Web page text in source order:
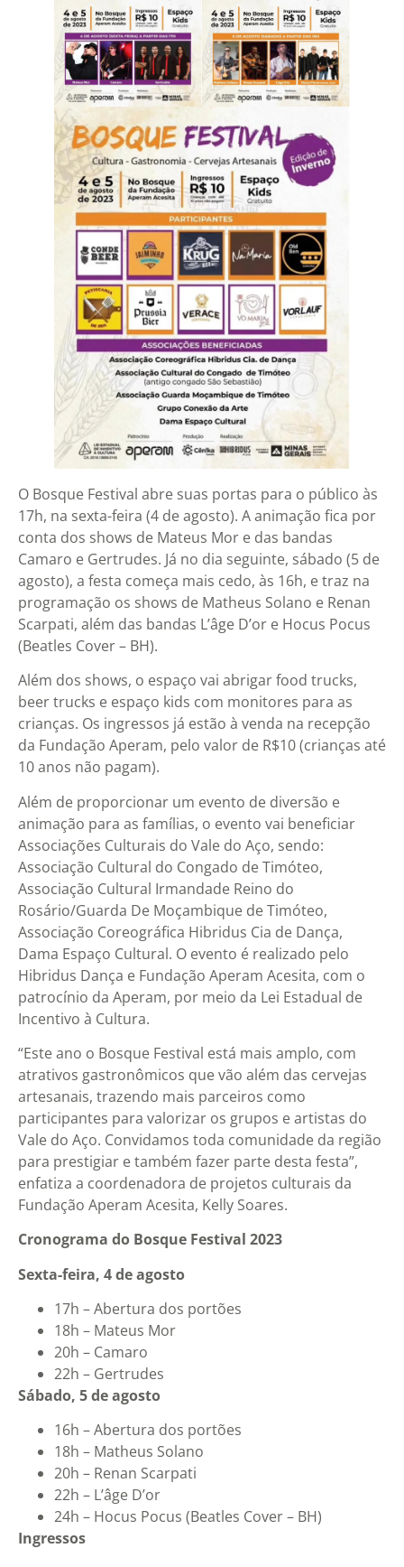
O Bosque Festival abre suas portas para o público às
17h, na sexta-feira (4 de agosto). A animação fica por
conta dos shows de Mateus Mor e das bandas
Camaro e Gertrudes. Já no dia seguinte, sábado (5 de
agosto), a festa começa mais cedo, às 16h, e traz na
programação os shows de Matheus Solano e Renan
Scarpati, além das bandas L’âge D’or e Hocus Pocus
(Beatles Cover – BH).
Além dos shows, o espaço vai abrigar food trucks,
beer trucks e espaço kids com monitores para as
crianças. Os ingressos já estão à venda na recepção
da Fundação Aperam, pelo valor de R$10 (crianças até
10 anos não pagam).
Além de proporcionar um evento de diversão e
animação para as famílias, o evento vai beneficiar
Associações Culturais do Vale do Aço, sendo:
Associação Cultural do Congado de Timóteo,
Associação Cultural Irmandade Reino do
Rosário/Guarda De Moçambique de Timóteo,
Associação Coreográfica Hibridus Cia de Dança,
Dama Espaço Cultural. O evento é realizado pelo
Hibridus Dança e Fundação Aperam Acesita, com o
patrocínio da Aperam, por meio da Lei Estadual de
Incentivo à Cultura.
“Este ano o Bosque Festival está mais amplo, com
atrativos gastronômicos que vão além das cervejas
artesanais, trazendo mais parceiros como
participantes para valorizar os grupos e artistas do
Vale do Aço. Convidamos toda comunidade da região
para prestigiar e também fazer parte desta festa”,
enfatiza a coordenadora de projetos culturais da
Fundação Aperam Acesita, Kelly Soares.
Cronograma do Bosque Festival 2023
Sexta-feira, 4 de agosto
17h – Abertura dos portões
18h – Mateus Mor
20h – Camaro
22h – Gertrudes
Sábado, 5 de agosto
16h – Abertura dos portões
18h – Matheus Solano
20h – Renan Scarpati
22h – L’âge D’or
24h – Hocus Pocus (Beatles Cover – BH)
Ingressos